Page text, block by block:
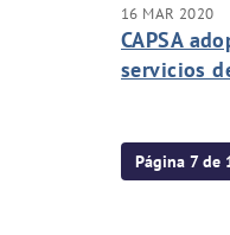
16 MAR 2020
CAPSA
servicios
Página 7 de